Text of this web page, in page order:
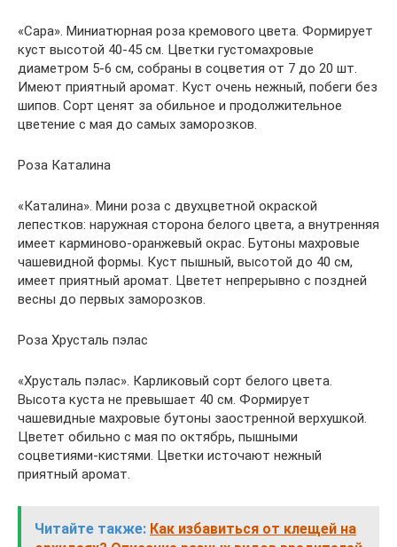
«Сара». Миниатюрная роза кремового цвета. Формирует
куст высотой 40-45 см. Цветки густомахровые
диаметром 5-6 см, собраны в соцветия от 7 до 20 шт.
Имеют приятный аромат. Куст очень нежный, побеги без
шипов. Сорт ценят за обильное и продолжительное
цветение с мая до самых заморозков.
Роза Каталина
«Каталина». Мини роза с двухцветной окраской
лепестков: наружная сторона белого цвета, а внутренняя
имеет карминово-оранжевый окрас. Бутоны махровые
чашевидной формы. Куст пышный, высотой до 40 см,
имеет приятный аромат. Цветет непрерывно с поздней
весны до первых заморозков.
Роза Хрусталь пэлас
«Хрусталь пэлас». Карликовый сорт белого цвета.
Высота куста не превышает 40 см. Формирует
чашевидные махровые бутоны заостренной верхушкой.
Цветет обильно с мая по октябрь, пышными
соцветиями-кистями. Цветки источают нежный
приятный аромат.
Читайте также: Как избавиться от клещей на